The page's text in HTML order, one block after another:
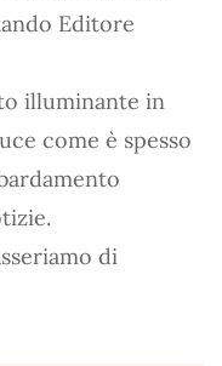
Editore
illuminante in
come è spesso
di